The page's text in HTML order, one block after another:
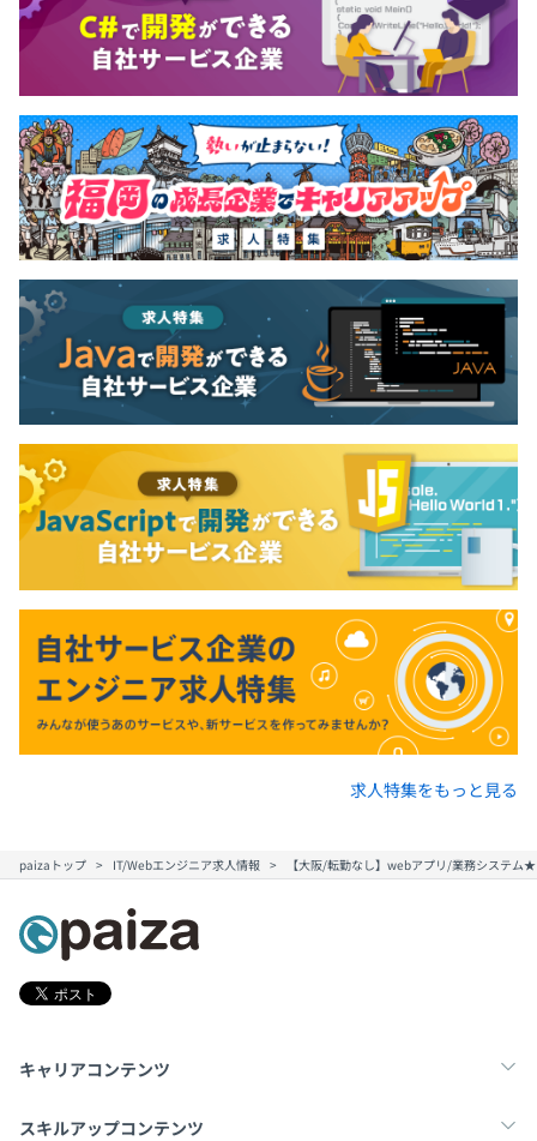
求人特集をもっと見る
paizaトップ IT/Webエンジニア求人情報 【大阪/転勤なし】webアプリ/業務システム
キャリアコンテンツ
転職・キャリア
スキルアップコンテンツ